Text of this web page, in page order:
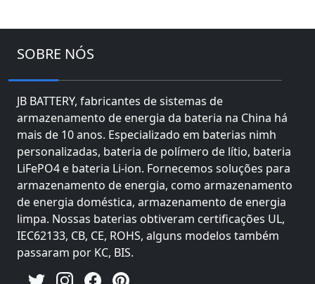
SOBRE NÓS
JB BATTERY, fabricantes de sistemas de
armazenamento de energia da bateria na China há
mais de 10 anos. Especializado em baterias nimh
personalizadas, bateria de polímero de lítio, bateria
LiFePO4 e bateria Li-ion. Fornecemos soluções para
armazenamento de energia, como armazenamento
de energia doméstica, armazenamento de energia
limpa. Nossas baterias obtiveram certificações UL,
IEC62133, CB, CE, ROHS, alguns modelos também
passaram por KC, BIS.